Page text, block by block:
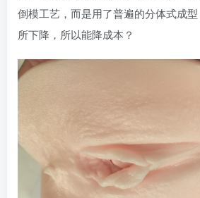
倒模工艺，而是用了普遍的分体式成
所下降，所以能降成本？